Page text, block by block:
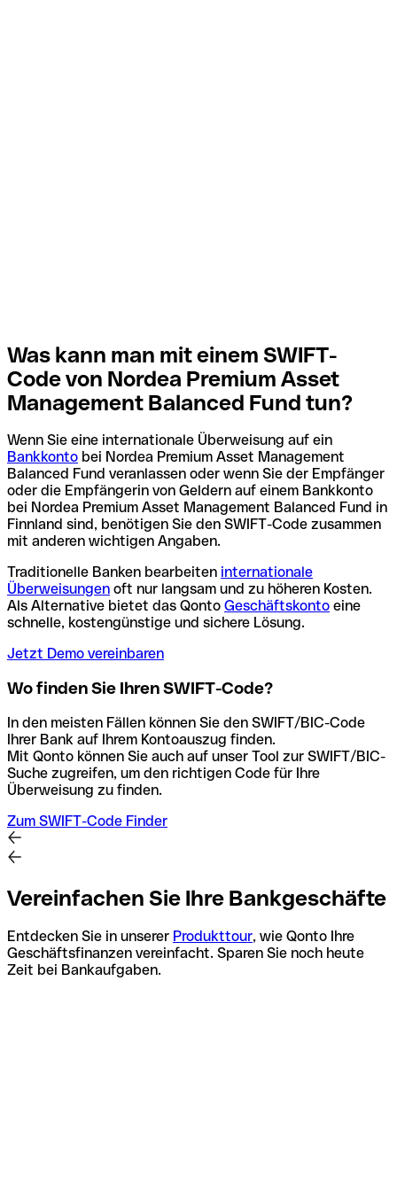
Was kann man mit einem SWIFT-
Code von Nordea Premium Asset
Management Balanced Fund tun?
Wenn Sie eine internationale Überweisung auf ein
Bankkonto bei Nordea Premium Asset Management
Balanced Fund veranlassen oder wenn Sie der Empfänger
oder die Empfängerin von Geldern auf einem Bankkonto
bei Nordea Premium Asset Management Balanced Fund in
Finnland sind, benötigen Sie den SWIFT-Code zusammen
mit anderen wichtigen Angaben.
Traditionelle Banken bearbeiten internationale
Überweisungen oft nur langsam und zu höheren Kosten.
Als Alternative bietet das Qonto Geschäftskonto eine
schnelle, kostengünstige und sichere Lösung.
Jetzt Demo vereinbaren
Wo finden Sie Ihren SWIFT-Code?
In den meisten Fällen können Sie den SWIFT/BIC-Code
Ihrer Bank auf Ihrem Kontoauszug finden.
Mit Qonto können Sie auch auf unser Tool zur SWIFT/BIC-
Suche zugreifen, um den richtigen Code für Ihre
Überweisung zu finden.
Zum SWIFT-Code Finder
Vereinfachen Sie Ihre Bankgeschäfte
Entdecken Sie in unserer Produkttour, wie Qonto Ihre
Geschäftsfinanzen vereinfacht. Sparen Sie noch heute
Zeit bei Bankaufgaben.